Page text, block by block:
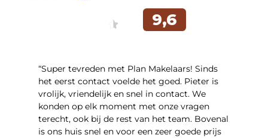
“Super tevreden met Plan Makelaars! Sinds
het eerst contact voelde het goed. Pieter is
vrolijk, vriendelijk en snel in contact. We
konden op elk moment met onze vragen
terecht, ook bij de rest van het team. Bovenal
is ons huis snel en voor een zeer goede prijs